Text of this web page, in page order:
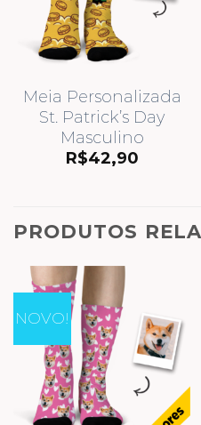
Meia Personalizada
St. Patrick’s Day
Masculino
R$42,90
PRODUTOS
NOVO!